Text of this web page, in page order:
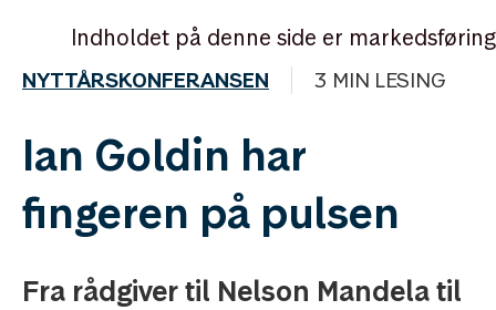
Indholdet på denne side er markedsføring
NYTTÅRSKONFERANSEN 3 MIN LESING
Ian Goldin har
fingeren på pulsen
Fra rådgiver til Nelson Mandela til